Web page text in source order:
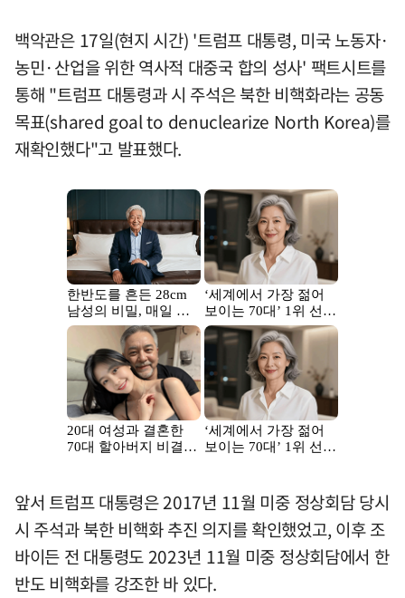
백악관은 17일(현지 시간) '트럼프 대통령, 미국 노동자·
농민·산업을 위한 역사적 대중국 합의 성사' 팩트시트를
통해 "트럼프 대통령과 시 주석은 북한 비핵화라는 공동
목표(shared goal to denuclearize North Korea)를
재확인했다"고 발표했다.
앞서 트럼프 대통령은 2017년 11월 미중 정상회담 당시
시 주석과 북한 비핵화 추진 의지를 확인했었고, 이후 조
바이든 전 대통령도 2023년 11월 미중 정상회담에서 한
반도 비핵화를 강조한 바 있다.